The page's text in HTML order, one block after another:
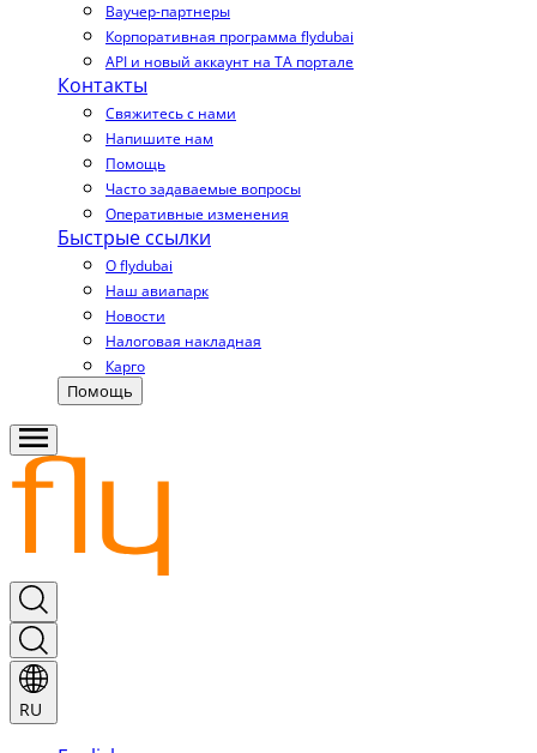
Ваучер-партнеры
Корпоративная программа flydubai
API и новый аккаунт на TA портале
Контакты
Свяжитесь с нами
Напишите нам
Помощь
Часто задаваемые вопросы
Оперативные изменения
Быстрые ссылки
О flydubai
Наш авиапарк
Новости
Налоговая накладная
Карго
Помощь
RU